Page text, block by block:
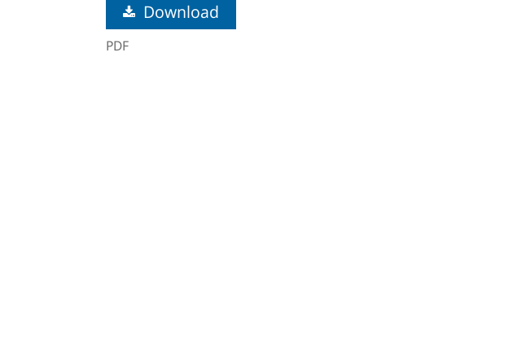
Download
PDF